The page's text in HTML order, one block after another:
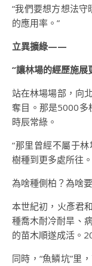
“我們要想方想法守
的應用率。”
立異擴綠——
“讓林場的經歷施展
站在林場場部，向
奪目。那是5000多
時辰常綠。
“那里曾經不屬于
樹種到更多處所往
為啥種側柏？為啥
本世紀初，火彥君
種喬木耐冷耐旱、
的苗木順遂成活。
同時，“魚鱗坑”里